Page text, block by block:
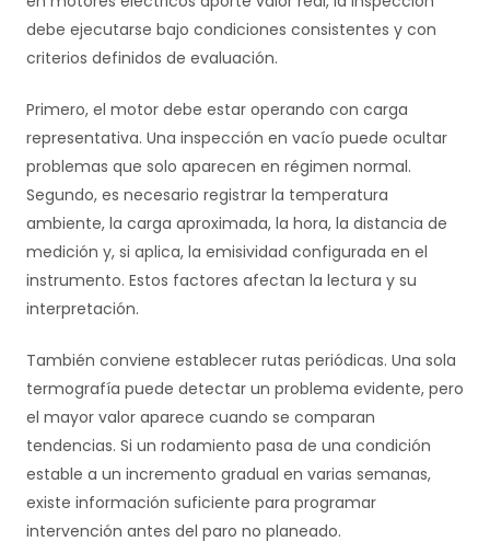
debe ejecutarse bajo condiciones consistentes y con
criterios definidos de evaluación.
Primero, el motor debe estar operando con carga
representativa. Una inspección en vacío puede ocultar
problemas que solo aparecen en régimen normal.
Segundo, es necesario registrar la temperatura
ambiente, la carga aproximada, la hora, la distancia de
medición y, si aplica, la emisividad configurada en el
instrumento. Estos factores afectan la lectura y su
interpretación.
También conviene establecer rutas periódicas. Una sola
termografía puede detectar un problema evidente, pero
el mayor valor aparece cuando se comparan
tendencias. Si un rodamiento pasa de una condición
estable a un incremento gradual en varias semanas,
existe información suficiente para programar
intervención antes del paro no planeado.